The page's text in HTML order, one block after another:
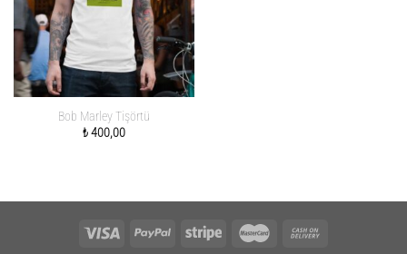
Bob Marley Tişörtü
₺400,00